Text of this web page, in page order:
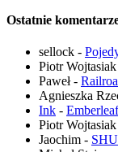
Ostatnie
sellock -
Piotr Wojtasiak
Paweł-
Agnieszka
Ink -
Piotr Wojtasiak
Jaochim -